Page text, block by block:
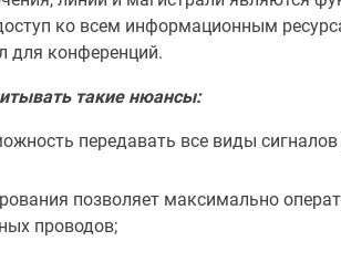
ко всем информационным
для конференций.
такие нюансы:
передавать все виды
позволяет максимально
проводов;